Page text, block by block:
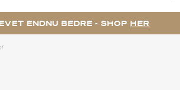
ENDNU BEDRE - SHOP HER